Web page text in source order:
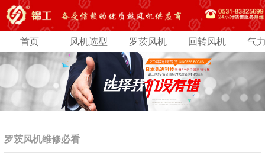
首页 风机选型 罗茨风机 回转风机 气
罗茨风机维修必看